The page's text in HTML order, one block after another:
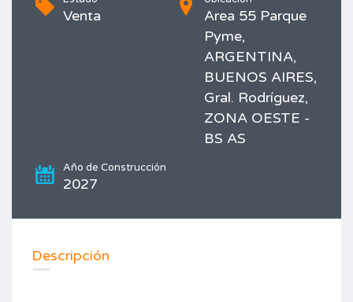
Venta
Area 55 Parque
Pyme,
ARGENTINA,
BUENOS AIRES,
Gral. Rodríguez,
ZONA OESTE -
BS AS
Año de Construcción
2027
Descripción